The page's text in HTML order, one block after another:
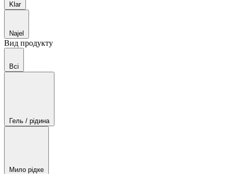
Klar
Najel
Вид продукту
Всі
Гель / рідина
Мило рідке